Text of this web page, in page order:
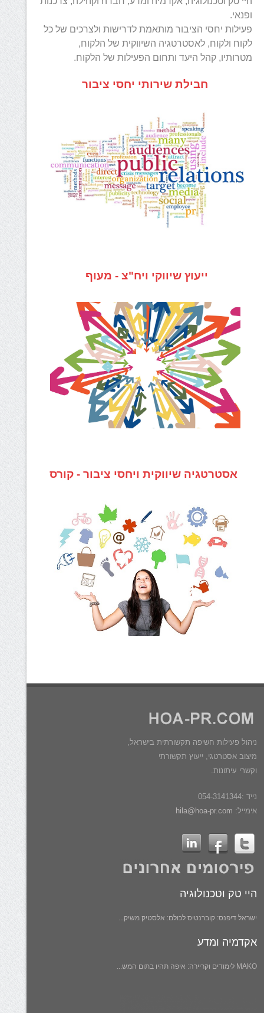
ופנאי.
פעילות יחסי הציבור מותאמת לדרישות ולצרכים של כל
לקוח ולקוח, לאסטרטגיה השיווקית של הלקוח,
מטרותיו, קהל היעד ותחום הפעילות של הלקוח.
חבילת שירותי יחסי ציבור
ייעוץ שיווקי ויח"צ - מעוף
אסטרטגיה שיווקית ויחסי ציבור - קורס
ניהול פעילות חשיפה תקשורתית בישראל,
מיצוב אסטרטגי, ייעוץ תקשורתי
וקשרי עיתונות.
נייד :054-3141344
אימייל: hila@hoa-pr.com
היי טק וטכנולוגיה
ישראל דיפנס: קוברנטיס לכולם: אלסטיק משיק...
אקדמיה ומדע
MAKO לימודים וקריירה: איפה תהיו בתום המש...